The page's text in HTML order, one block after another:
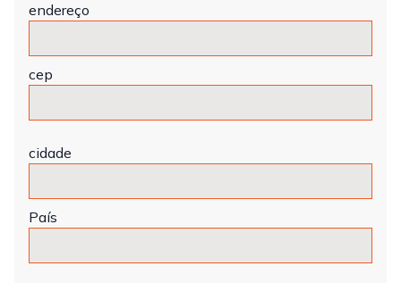
endereço
cep
cidade
País